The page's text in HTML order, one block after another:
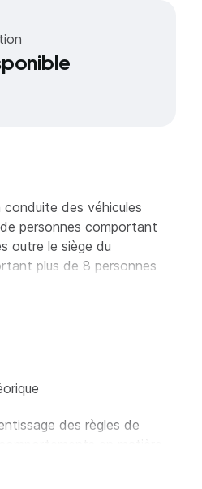
conduite des véhicules
personnes comportant
outre le siège du
plus de 8 personnes
des règles de
en matière
comprend des leçons